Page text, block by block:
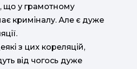
що у грамотному
криміналу. Але є дуже
з цих кореляцій,
від чогось дуже